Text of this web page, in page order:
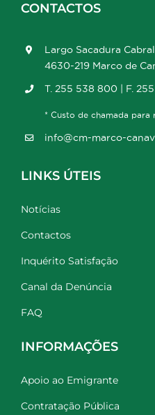
CONTACTOS
Largo Sacadura Cabral
4630-219 Marco de
T. 255 538 800 | F.
* Custo de chamada para
info@cm-marco-
LINKS ÚTEIS
Notícias
Contactos
Inquérito Satisfação
Canal da Denúncia
FAQ
INFORMAÇÕES
Apoio ao Emigrante
Contratação Pública